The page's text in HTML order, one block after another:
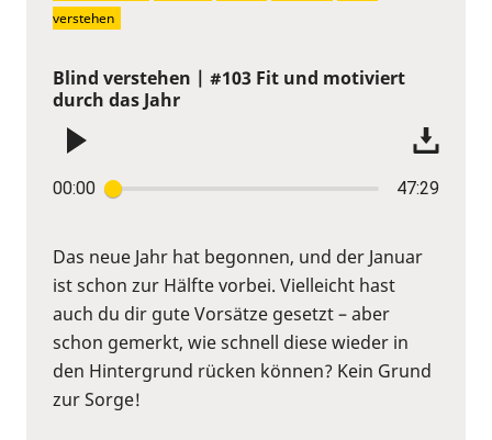
Blind verstehen | #103 Fit und motiviert
durch das Jahr
00:00 47:29
Das neue Jahr hat begonnen, und der Januar
ist schon zur Hälfte vorbei. Vielleicht hast
auch du dir gute Vorsätze gesetzt – aber
schon gemerkt, wie schnell diese wieder in
den Hintergrund rücken können? Kein Grund
zur Sorge!
verstehen